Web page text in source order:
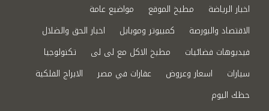
اخبار الرياضة
مطبخ الموقع
مواضيع عامة
الاقتصاد والبورصة
كمبيوتر وموبايل
اخبار الحق والضلال
فيديوهات فضائيات
مطبخ الاكل مع لى لى
تكنولوجيا
سيارات
اسعار وعروض عقارات في مصر
الابراج الفلكية
حظك اليوم